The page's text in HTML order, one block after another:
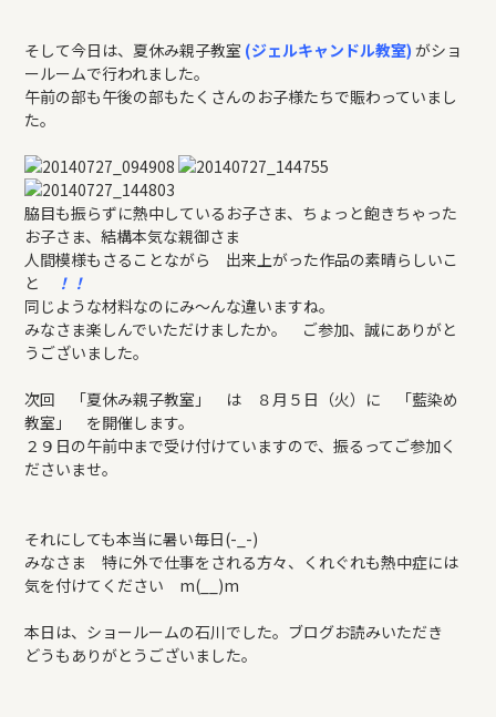
そして今日は、夏休み親子教室 (ジェルキャンドル教室)がショ
ールームで行われました。
午前の部も午後の部もたくさんのお子様たちで賑わっていまし
た。
脇目も振らずに熱中しているお子さま、ちょっと飽きちゃった
お子さま、結構本気な親御さま
人間模様もさることながら 出来上がった作品の素晴らしいこ
と
！！
同じような材料なのにみ～んな違いますね。
みなさま楽しんでいただけましたか。 ご参加、誠にありがと
うございました。
次回 「夏休み親子教室」 は ８月５日（火）に 「藍染め
教室」 を開催します。
２９日の午前中まで受け付けていますので、振るってご参加く
ださいませ。
それにしても本当に暑い毎日(-_-)
みなさま 特に外で仕事をされる方々、くれぐれも熱中症には
気を付けてください m(__)m
本日は、ショールームの石川でした。ブログお読みいただき
どうもありがとうございました。